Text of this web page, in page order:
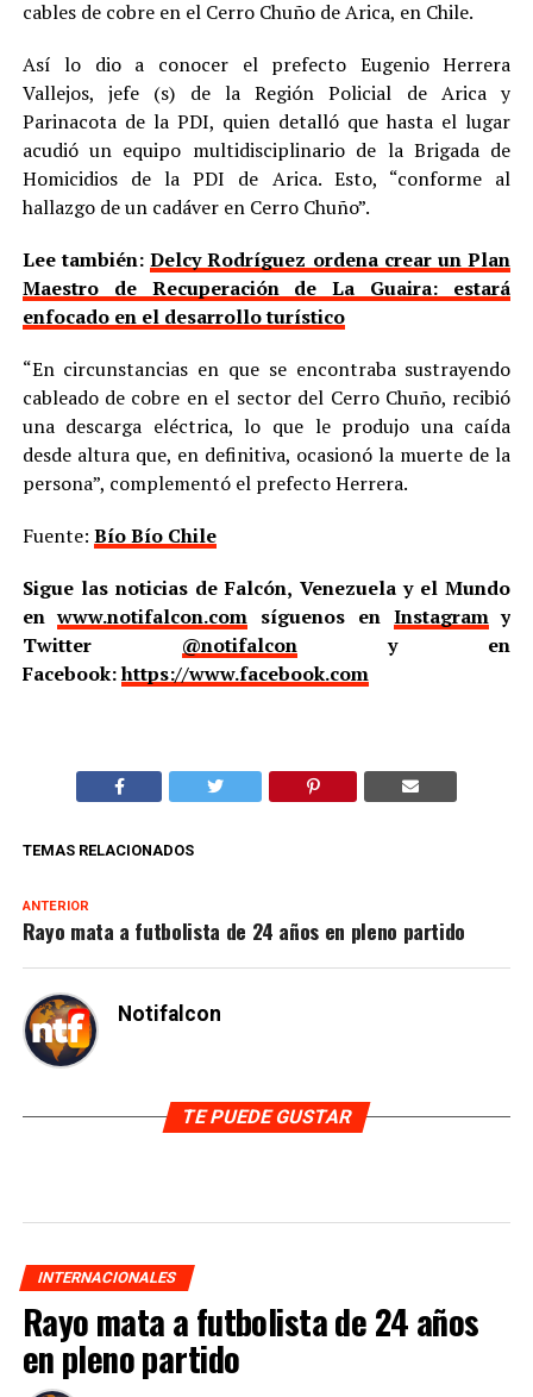
cables de cobre en el Cerro Chuño de Arica, en Chile.
Así lo dio a conocer el prefecto Eugenio Herrera
Vallejos, jefe (s) de la Región Policial de Arica y
Parinacota de la PDI, quien detalló que hasta el lugar
acudió un equipo multidisciplinario de la Brigada de
Homicidios de la PDI de Arica. Esto, “conforme al
hallazgo de un cadáver en Cerro Chuño”.
Lee también:Delcy Rodríguez ordena crear un Plan
Maestro de Recuperación de La Guaira: estará
enfocado en el desarrollo turístico
“En circunstancias en que se encontraba sustrayendo
cableado de cobre en el sector del Cerro Chuño, recibió
una descarga eléctrica, lo que le produjo una caída
desde altura que, en definitiva, ocasionó la muerte de la
persona”, complementó el prefecto Herrera.
Fuente: Bío Bío Chile
Sigue las noticias de Falcón, Venezuela y el Mundo
enwww.notifalcon.com síguenos en Instagramy
Twitter @notifalcony en
Facebook:https://www.facebook.com
TEMAS RELACIONADOS
ANTERIOR
Rayo mata a futbolista de 24 años en pleno partido
Notifalcon
TE PUEDE GUSTAR
INTERNACIONALES
Rayo mata a futbolista de 24 años
en pleno partido